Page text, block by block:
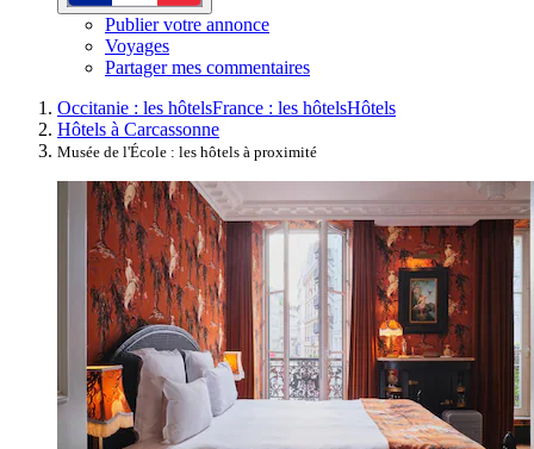
Publier votre annonce
Voyages
Partager mes commentaires
Occitanie : les hôtelsFrance : les hôtelsHôtels
Hôtels à Carcassonne
Musée de l'École : les hôtels à proximité